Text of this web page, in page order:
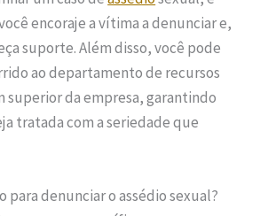
encoraje a vítima a denunciar e,
suporte. Além disso, você pode
ao departamento de recursos
superior da empresa, garantindo
tratada com a seriedade que
para denunciar o assédio sexual?